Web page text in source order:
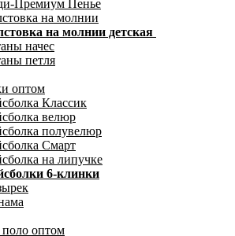
Премиум Пенье
на молнии
на молнии детская
начес
петля
оптом
Классик
велюр
полувелюр
Смарт
на липучке
6-клинки
оптом